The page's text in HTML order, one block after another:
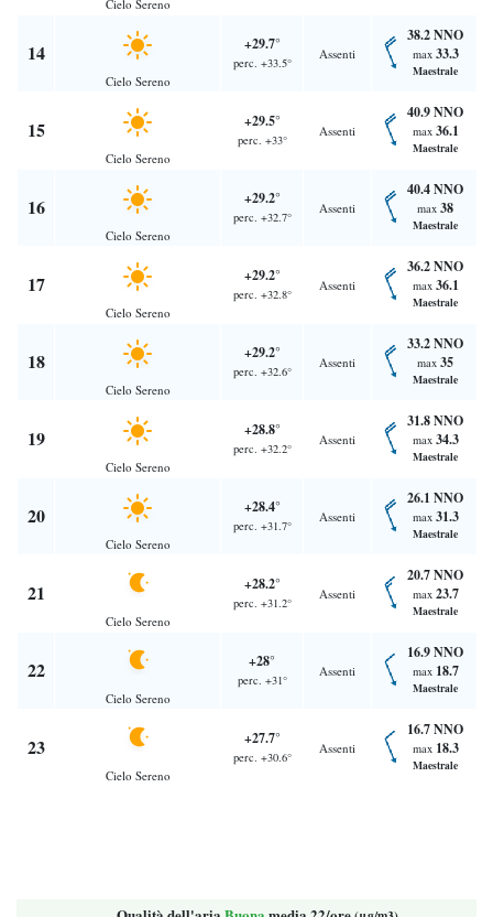
Cielo Sereno
14
Cielo Sereno
+29.7°
perc. +33.5°
Assenti
38.2 NNO
max 33.3
Maestrale
15
Cielo Sereno
+29.5°
perc. +33°
Assenti
40.9 NNO
max 36.1
Maestrale
16
Cielo Sereno
+29.2°
perc. +32.7°
Assenti
40.4 NNO
max 38
Maestrale
17
Cielo Sereno
+29.2°
perc. +32.8°
Assenti
36.2 NNO
max 36.1
Maestrale
18
Cielo Sereno
+29.2°
perc. +32.6°
Assenti
33.2 NNO
max 35
Maestrale
19
Cielo Sereno
+28.8°
perc. +32.2°
Assenti
31.8 NNO
max 34.3
Maestrale
20
Cielo Sereno
+28.4°
perc. +31.7°
Assenti
26.1 NNO
max 31.3
Maestrale
21
Cielo Sereno
+28.2°
perc. +31.2°
Assenti
20.7 NNO
max 23.7
Maestrale
22
Cielo Sereno
+28°
perc. +31°
Assenti
16.9 NNO
max 18.7
Maestrale
23
Cielo Sereno
+27.7°
perc. +30.6°
Assenti
16.7 NNO
max 18.3
Maestrale